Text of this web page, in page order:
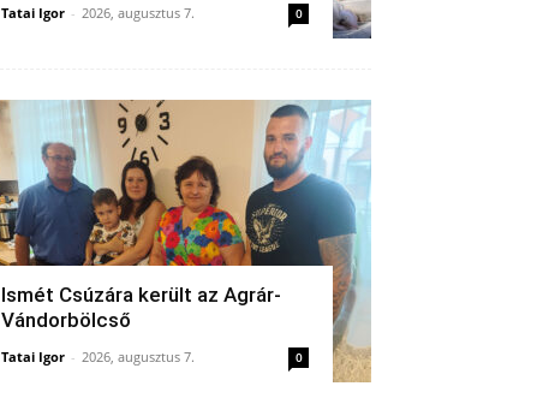
Tatai Igor - 2026, augusztus 7. 0
Ismét Csúzára került az Agrár-
Vándorbölcső
Tatai Igor - 2026, augusztus 7. 0